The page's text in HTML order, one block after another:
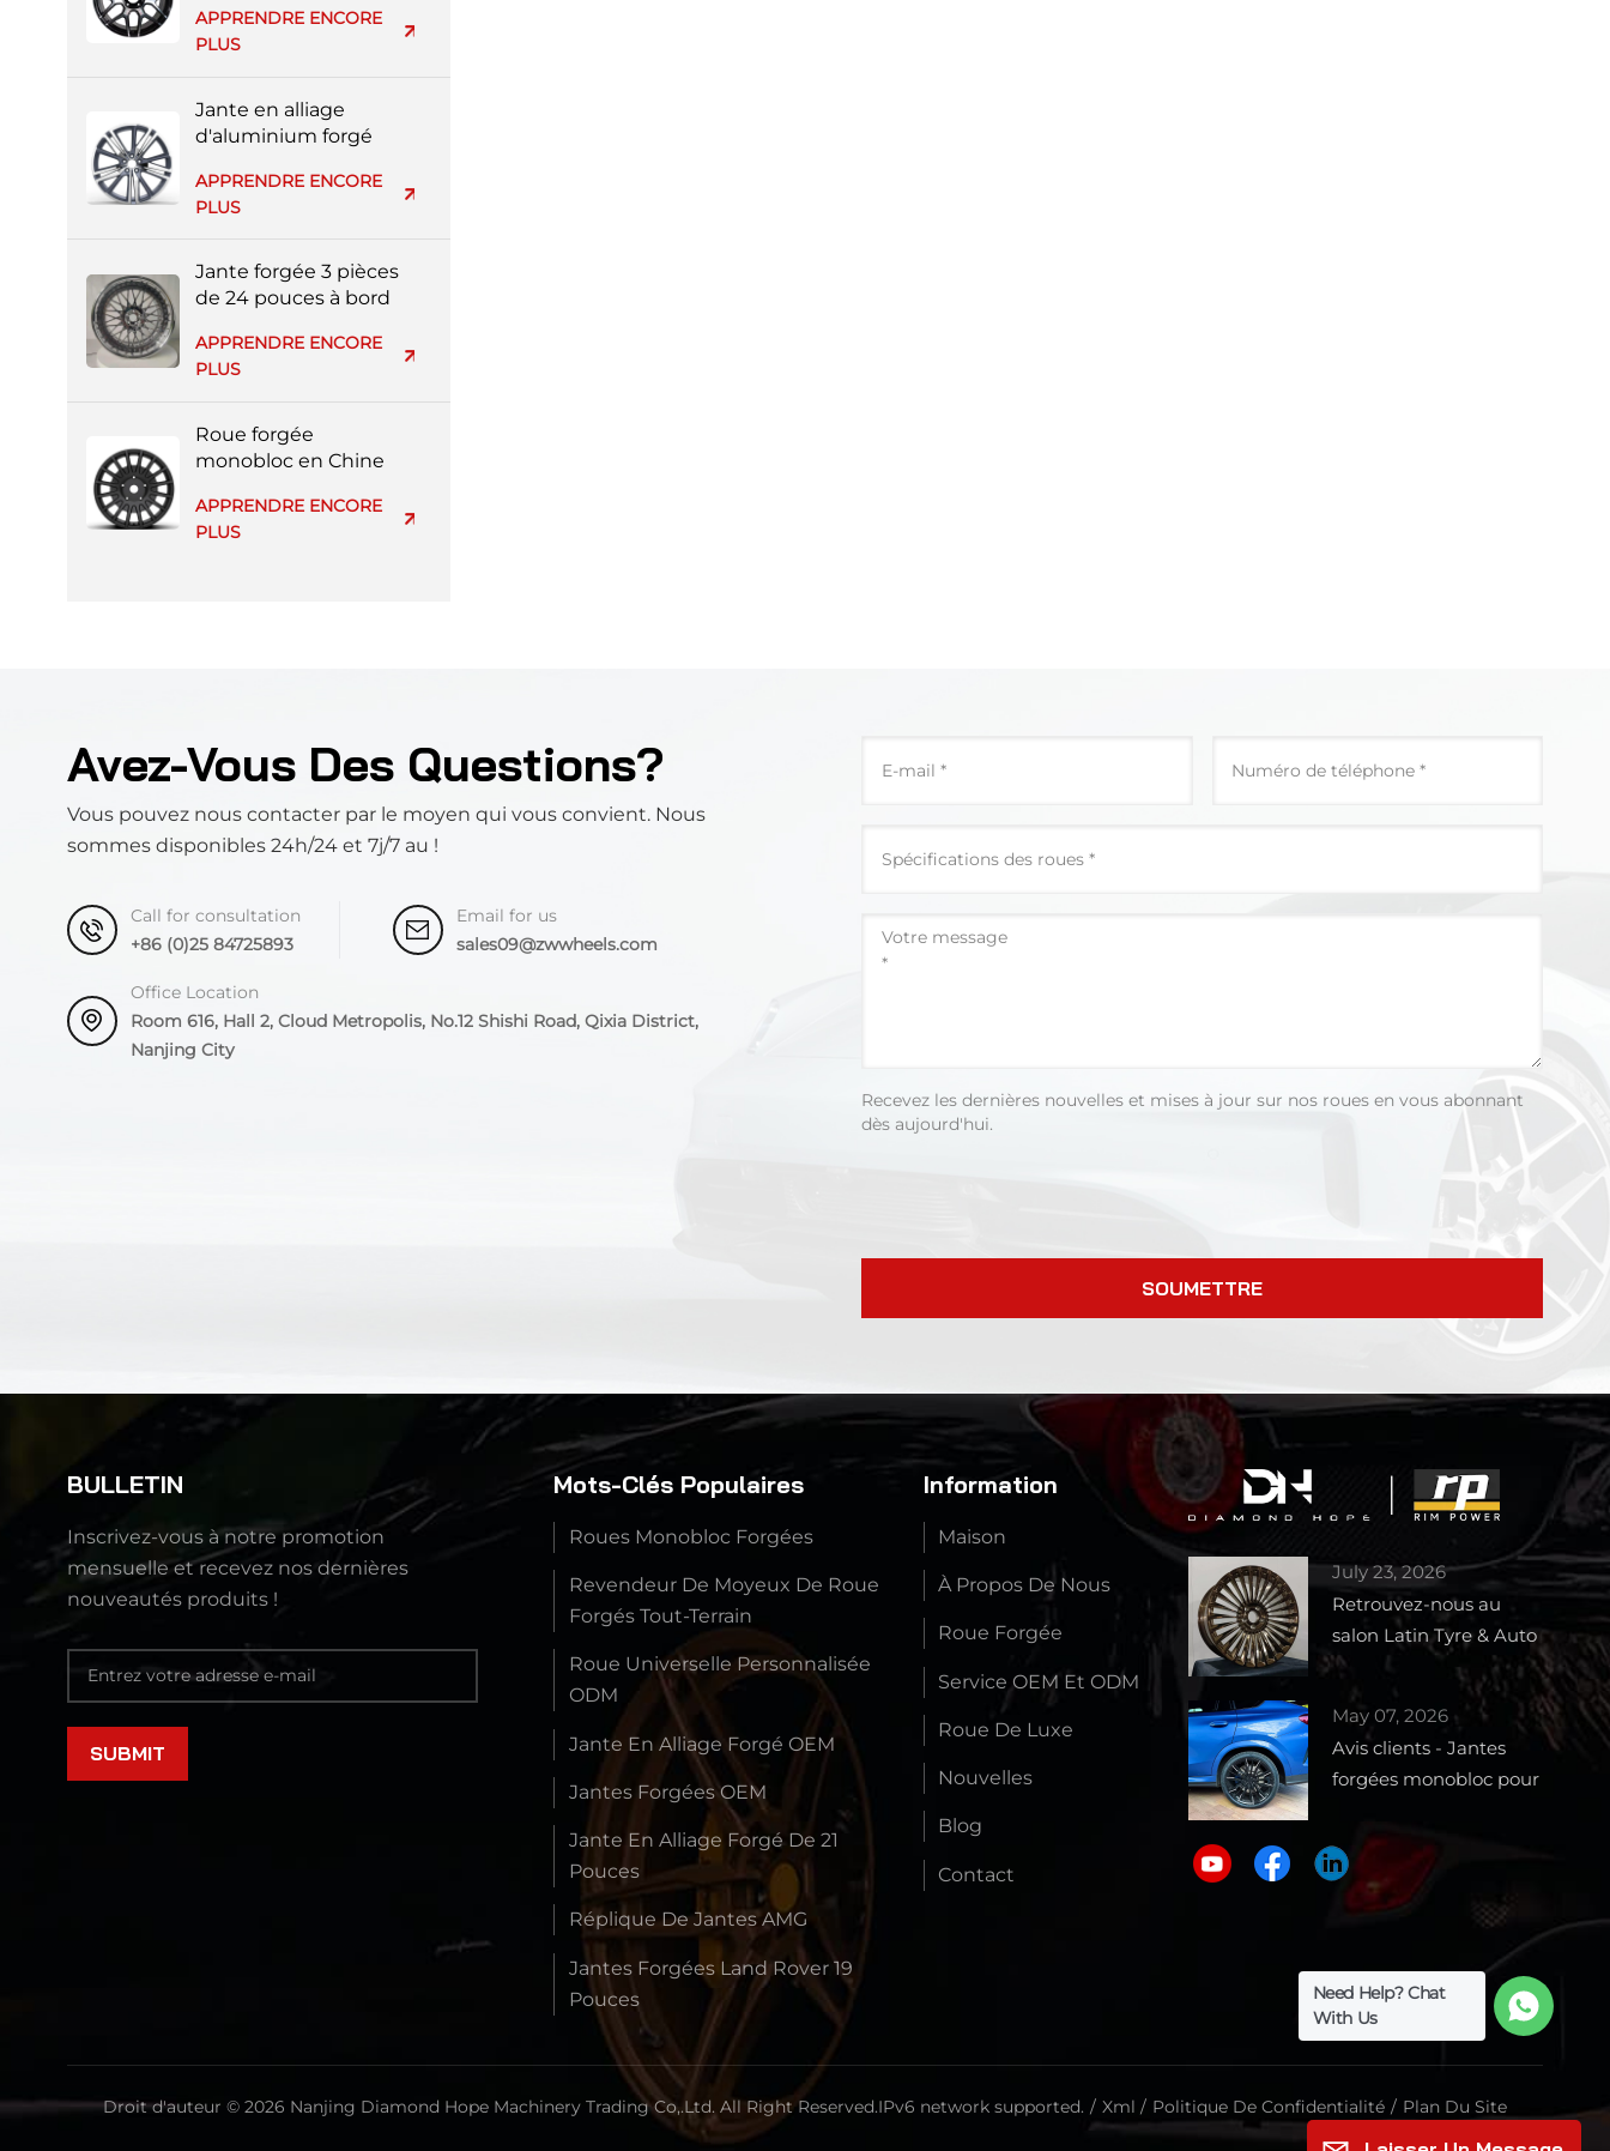
argent entièrement
peinte
APPRENDRE ENCORE
PLUS
Jante en alliage
d'aluminium forgé
d'usine
APPRENDRE ENCORE
PLUS
Jante forgée 3 pièces
de 24 pouces à bord
de luxe
APPRENDRE ENCORE
PLUS
Roue forgée
monobloc en Chine
APPRENDRE ENCORE
PLUS
Avez-Vous Des Questions?
Vous pouvez nous contacter par le moyen qui vous convient. Nous
sommes disponibles 24h/24 et 7j/7 au !
Call for consultation
+86 (0)25 84725893
Email for us
sales09@zwwheels.com
Office Location
Room 616, Hall 2, Cloud Metropolis, No.12 Shishi Road, Qixia District,
Nanjing City
Recevez les dernières nouvelles et mises à jour sur nos roues en vous abonnant
dès aujourd'hui.
SOUMETTRE
BULLETIN
Inscrivez-vous à notre promotion
mensuelle et recevez nos dernières
nouveautés produits !
Mots-Clés Populaires
Roues Monobloc Forgées
Revendeur De Moyeux De Roue
Forgés Tout-Terrain
Roue Universelle Personnalisée
ODM
Jante En Alliage Forgé OEM
Jantes Forgées OEM
Jante En Alliage Forgé De 21
Pouces
Réplique De Jantes AMG
Jantes Forgées Land Rover 19
Pouces
Information
Maison
À Propos De Nous
Roue Forgée
Service OEM Et ODM
Roue De Luxe
Nouvelles
Blog
Contact
July 23, 2026
Retrouvez-nous au
salon Latin Tyre & Auto
Parts Expo 2026 –
Stand 1727
May 07, 2026
Avis clients - Jantes
forgées monobloc pour
Droit d'auteur © 2026 Nanjing Diamond Hope Machinery Trading Co,.Ltd. All Right Reserved.IPv6 network supported. / Xml / Politique De Confidentialité / Plan Du Site
Need Help? Chat
With Us